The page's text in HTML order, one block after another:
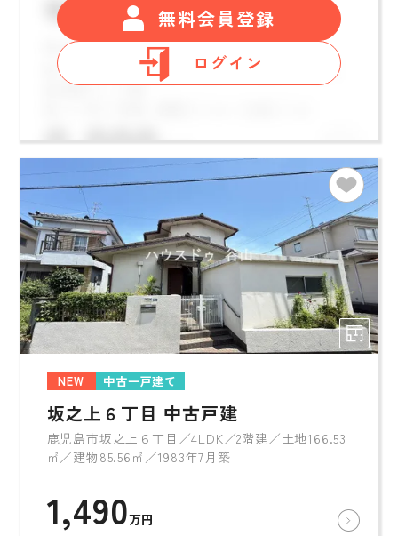
無料会員登録
ログイン
NEW 中古一戸建て
坂之上６丁目 中古戸建
鹿児島市坂之上６丁目／4LDK／2階建／土地166.53
㎡／建物85.56㎡／1983年7月築
1,490万円